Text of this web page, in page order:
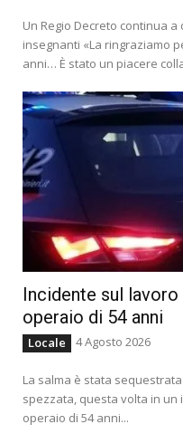
Un Regio Decreto continua
insegnanti «La ringraziamo
anni… È stato un piacere
Incidente sul
operaio di 54 anni
Locale 4 Agosto 2026
La salma è stata
spezzata, questa volta in un
operaio di 54 anni...